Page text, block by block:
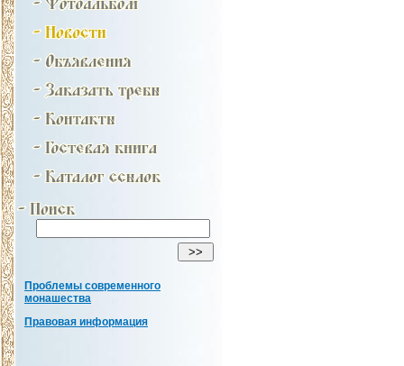
Проблемы современного
монашества
Правовая информация